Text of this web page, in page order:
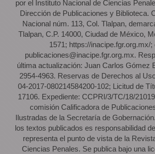
por el Instituto Nacional de Ciencias
Dirección de Publicaciones y Biblioteca.
Nacional núm. 113, Col. Tlalpan,
Tlalpan, C.P. 14000, Ciudad de México,
1571; https://inacipe.fgr.org.mx/;
publicaciones@inacipe.fgr.org.mx.
última actualización: Juan Carlos Gómez
2954-4963. Reservas de Derechos al
04-2017-080214584200-102; Licitud de
17106. Expediente: CCPRI/3/TC/18/
comisión Calificadora de
Ilustradas de la Secretaría de
los textos publicados es responsabilidad
representa el punto de vista de la
Ciencias Penales. Se publica bajo una